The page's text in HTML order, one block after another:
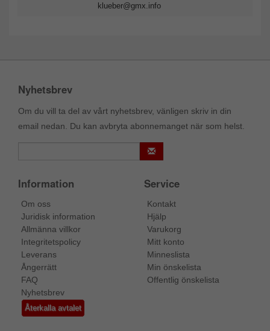
klueber@gmx.info
Nyhetsbrev
Om du vill ta del av vårt nyhetsbrev, vänligen skriv in din
email nedan. Du kan avbryta abonnemanget när som helst.
Information
Om oss
Juridisk information
Allmänna villkor
Integritetspolicy
Leverans
Ångerrätt
FAQ
Nyhetsbrev
Återkalla avtalet
Service
Kontakt
Hjälp
Varukorg
Mitt konto
Minneslista
Min önskelista
Offentlig önskelista